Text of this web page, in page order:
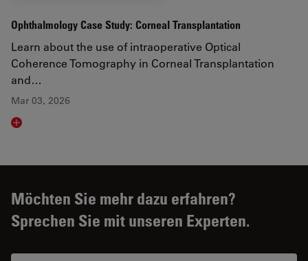
Ophthalmology Case Study: Corneal Transplantation
Learn about the use of intraoperative Optical
Coherence Tomography in Corneal Transplantation
and…
Mar 03, 2026
Read article
Möchten Sie mehr dazu erfahren?
Sprechen Sie mit unseren Experten.